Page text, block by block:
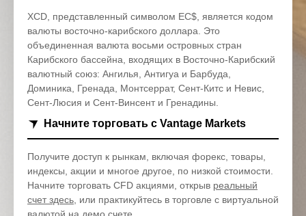
XCD, представленный символом EC$, является кодом
валюты восточно-карибского доллара. Это
объединенная валюта восьми островных стран
Карибского бассейна, входящих в Восточно-Карибский
валютный союз: Ангилья, Антигуа и Барбуда,
Доминика, Гренада, Монтсеррат, Сент-Китс и Невис,
Сент-Люсия и Сент-Винсент и Гренадины.
Начните торговать с Vantage Markets
Получите доступ к рынкам, включая форекс, товары,
индексы, акции и многое другое, по низкой стоимости.
Начните торговать CFD акциями, открыв реальный
счет здесь , или практикуйтесь в торговле с виртуальной